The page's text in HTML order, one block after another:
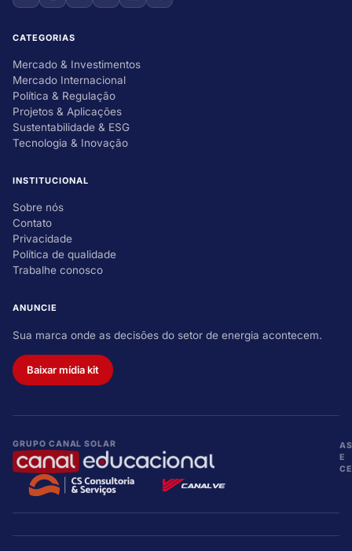
CATEGORIAS
Mercado & Investimentos
Mercado Internacional
Política & Regulação
Projetos & Aplicações
Sustentabilidade & ESG
Tecnologia & Inovação
INSTITUCIONAL
Sobre nós
Contato
Privacidade
Política de qualidade
Trabalhe conosco
ANUNCIE
Sua marca onde as decisões do setor de energia acontecem.
Baixar mídia kit
GRUPO CANAL SOLAR
E